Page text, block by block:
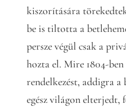
kiszorítására
be is tiltotta a
persze végül csak a
hozta el. Mire 1804-
rendelkezést, addigra
egész világon elterjedt,